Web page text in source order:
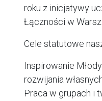
roku z inicjatywy
Łączności w
Cele statutowe
Inspirowanie
rozwijania
Praca w grupach i